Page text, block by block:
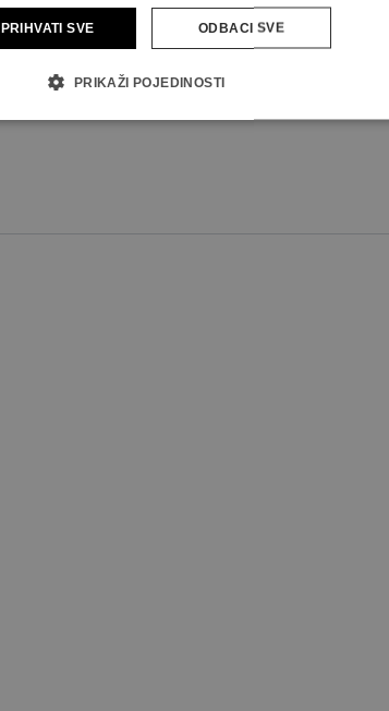
PRIHVATI SVE ODBACI SVE
PRIKAŽI POJEDINOSTI